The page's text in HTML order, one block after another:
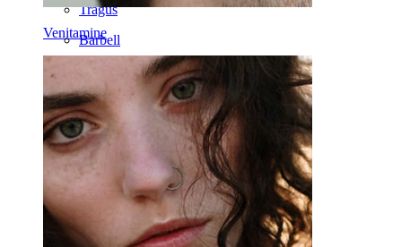
Venitamine
Tragus
Barbell
Daith
Hobuseraua
Rõngas
Töövahendid
Kaardus barbell